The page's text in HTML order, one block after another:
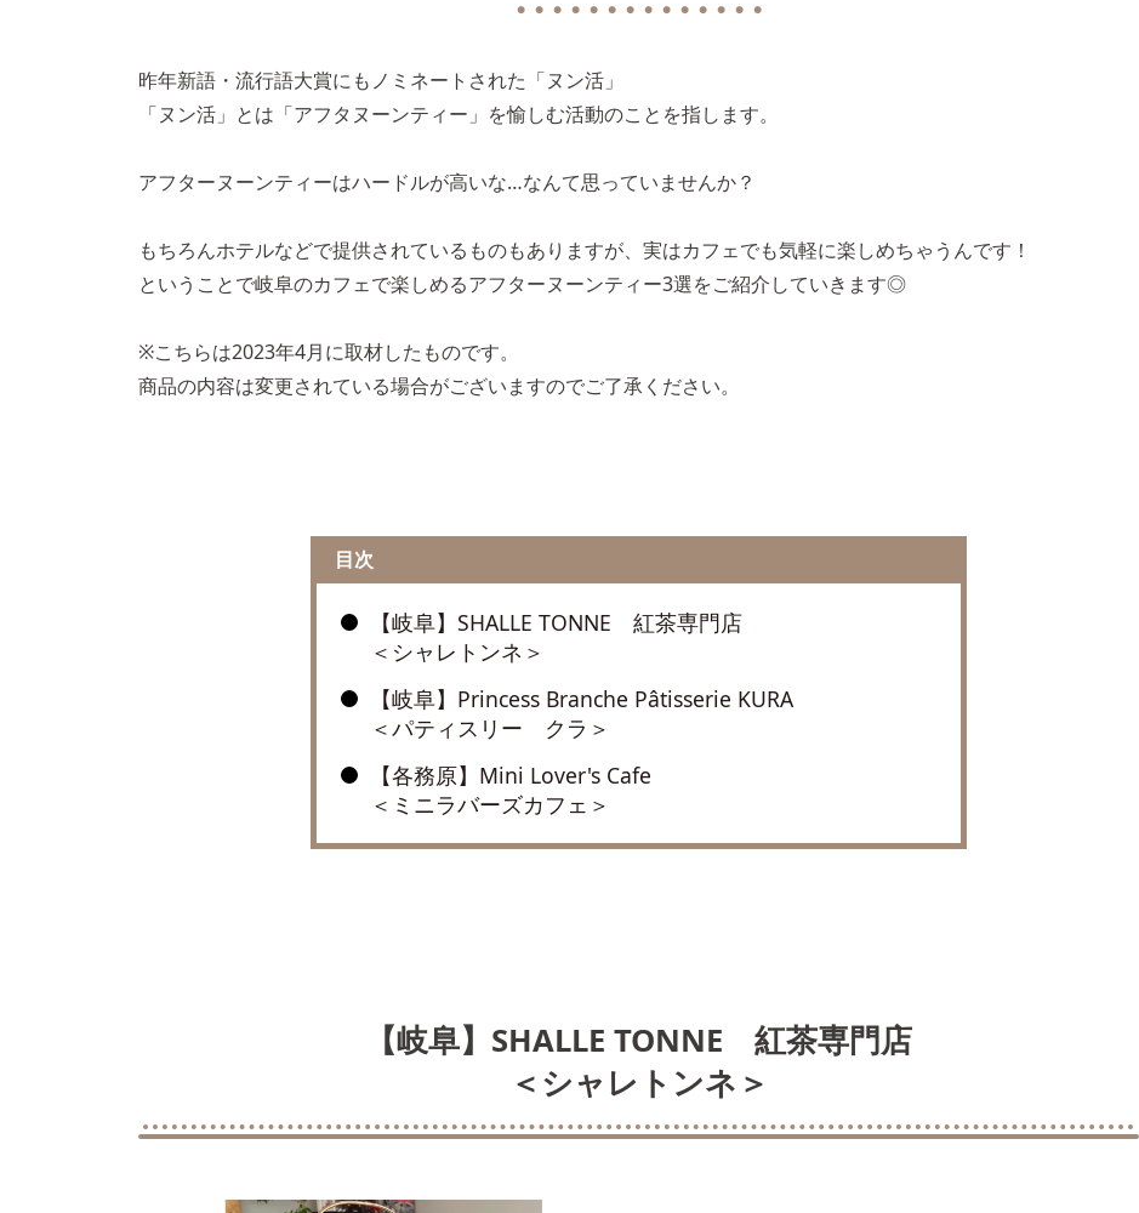
● ● ● ● ● ● ● ● ● ● ● ● ● ●
昨年新語・流行語大賞にもノミネートされた「ヌン活」
「ヌン活」とは「アフタヌーンティー」を愉しむ活動のことを指します。
アフターヌーンティーはハードルが高いな…なんて思っていませんか？
もちろんホテルなどで提供されているものもありますが、実はカフェでも気軽に楽しめちゃうんです！
ということで岐阜のカフェで楽しめるアフターヌーンティー3選をご紹介していきます◎
※こちらは2023年4月に取材したものです。
商品の内容は変更されている場合がございますのでご了承ください。
目次
【岐阜】SHALLE TONNE 紅茶専門店
＜シャレトンネ＞
【岐阜】Princess Branche Pâtisserie KURA
＜パティスリー クラ＞
【各務原】Mini Lover's Cafe
＜ミニラバーズカフェ＞
【岐阜】SHALLE TONNE 紅茶専門店
＜シャレトンネ＞